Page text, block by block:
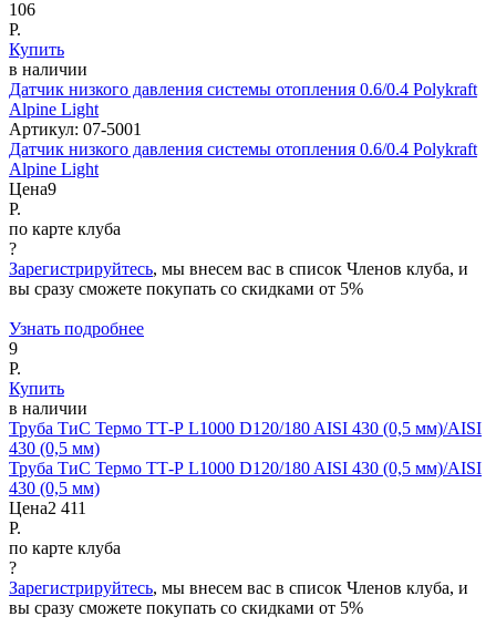
106
Р.
Купить
в наличии
Датчик низкого давления системы отопления 0.6/0.4 Polykraft
Alpine Light
Артикул: 07-5001
Датчик низкого давления системы отопления 0.6/0.4 Polykraft
Alpine Light
Цена9
Р.
по карте клуба
?
Зарегистрируйтесь, мы внесем вас в список Членов клуба, и
вы сразу сможете покупать со скидками от 5%
Узнать подробнее
9
Р.
Купить
в наличии
Труба ТиС Термо ТТ-Р L1000 D120/180 AISI 430 (0,5 мм)/AISI
430 (0,5 мм)
Труба ТиС Термо ТТ-Р L1000 D120/180 AISI 430 (0,5 мм)/AISI
430 (0,5 мм)
Цена2 411
Р.
по карте клуба
?
Зарегистрируйтесь, мы внесем вас в список Членов клуба, и
вы сразу сможете покупать со скидками от 5%